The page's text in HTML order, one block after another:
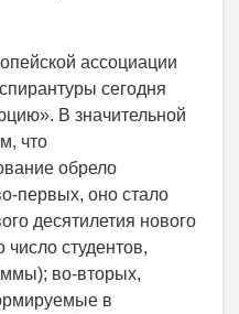
ассоциации
сегодня
В значительной
что
обрело
первых, оно стало
десятилетия нового
студентов,
во-вторых,
в